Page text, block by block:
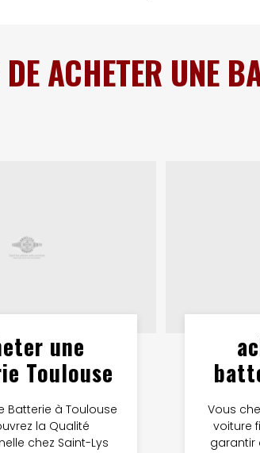
ACHETER UNE
une
Toulouse
Batterie à Toulouse
la Qualité
chez Saint-Lys
Vous
voiture
garantir